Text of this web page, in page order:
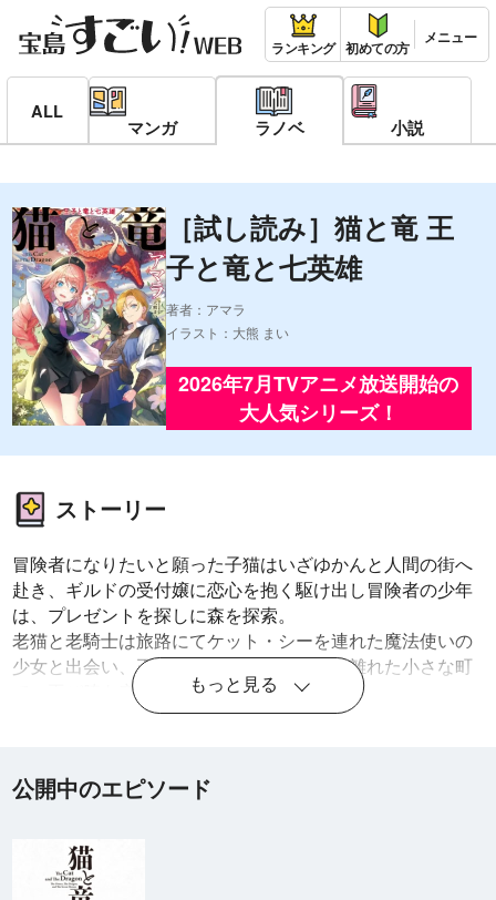
ランキング 初めての方
ALL
マンガ ラノベ 小説
［試し読み］猫と竜 王
子と竜と七英雄
著者：アマラ
イラスト：大熊 まい
2026年7月TVアニメ放送開始の
大人気シリーズ！
ストーリー
冒険者になりたいと願った子猫はいざゆかんと人間の街へ
赴き、ギルドの受付嬢に恋心を抱く駆け出し冒険者の少年
は、プレゼントを探しに森を探索。
老猫と老騎士は旅路にてケット・シーを連れた魔法使いの
少女と出会い、王子と竜は、王城をはるか離れた小さな町
で、再び膝を突き合わせる。
もっと見る
公開中のエピソード